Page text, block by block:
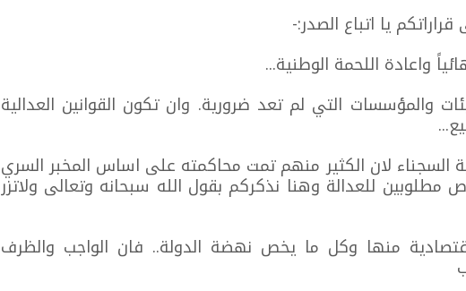
يا اتباع الصدر:-
واعادة اللحمة الوطنية...
والمؤسسات التي لم تعد ضرورية. وان تكون القوانين العدالية
السجناء لان الكثير منهم تمت محاكمته على اساس المخبر السري
للعدالة وهنا نذكركم بقول الله سبحانه وتعالى ولاتزر
منها وكل ما يخص نهضة الدولة.. فان الواجب والظرف